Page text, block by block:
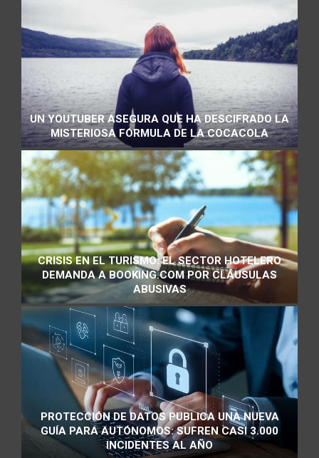
UN YOUTUBER ASEGURA QUE HA DESCIFRADO LA
MISTERIOSA FÓRMULA DE LA COCACOLA
CRISIS EN EL TURISMO: EL SECTOR HOTELERO
DEMANDA A BOOKING.COM POR CLÁUSULAS
ABUSIVAS
PROTECCIÓN DE DATOS PUBLICA UNA NUEVA
GUÍA PARA AUTÓNOMOS: SUFREN CASI 3.000
INCIDENTES AL AÑO